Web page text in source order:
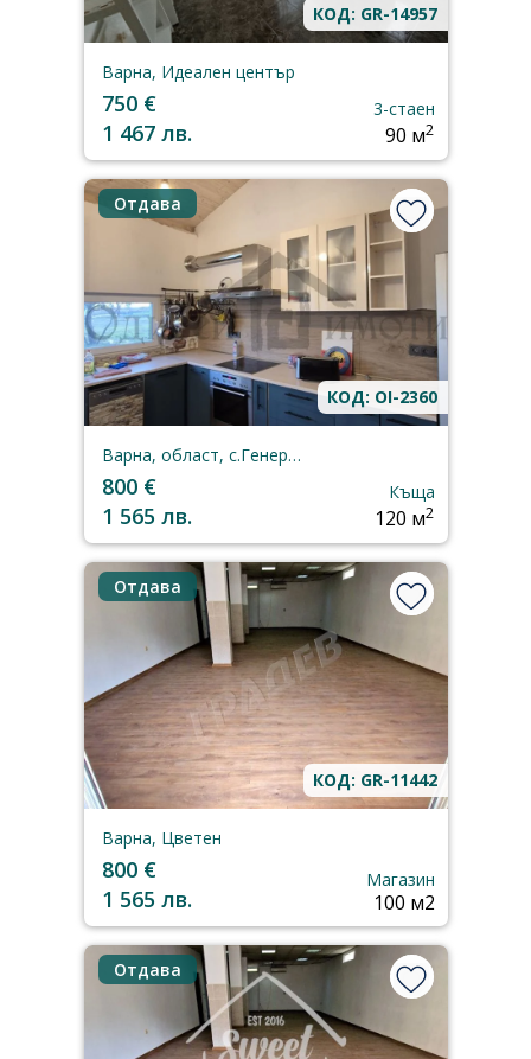
КОД: GR-14957
Варна, Идеален център
750 €
1 467 лв.
3-стаен
90 м2
Отдава
КОД: OI-2360
Варна, област, с.Генерал-Кантарджиево
800 €
1 565 лв.
Къща
120 м2
Отдава
КОД: GR-11442
Варна, Цветен
800 €
1 565 лв.
Магазин
100 м2
Отдава